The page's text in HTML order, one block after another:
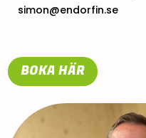
simon@endorfin.se
BOKA HÄR